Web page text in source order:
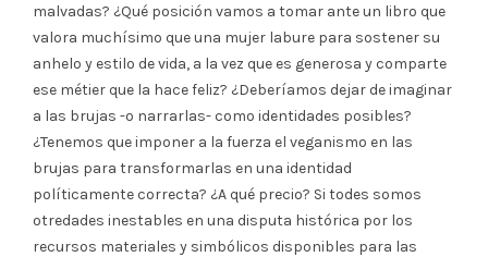
malvadas? ¿Qué posición vamos a tomar ante un libro que
valora muchísimo que una mujer labure para sostener su
anhelo y estilo de vida, a la vez que es generosa y comparte
ese métier que la hace feliz? ¿Deberíamos dejar de imaginar
a las brujas -o narrarlas- como identidades posibles?
¿Tenemos que imponer a la fuerza el veganismo en las
brujas para transformarlas en una identidad
políticamente correcta? ¿A qué precio? Si todes somos
otredades inestables en una disputa histórica por los
recursos materiales y simbólicos disponibles para las